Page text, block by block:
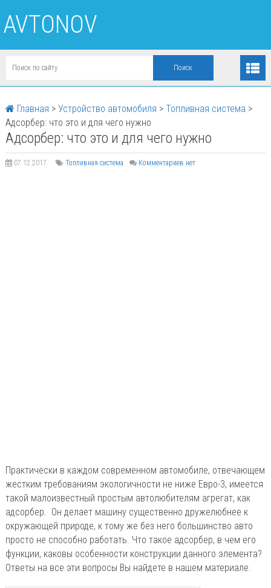
AVTONOV
Главная > Устройство автомобиля > Топливная система >
Адсорбер: что это и для чего нужно
Адсорбер: что это и для чего нужно
07.12.2017 Топливная система Комментариев нет
Практически в каждом современном автомобиле, отвечающем
жестким требованиям экологичности не ниже Евро-3, имеется
такой малоизвестный простым автолюбителям агрегат, как
адсорбер. Он делает машину существенно дружелюбнее к
окружающей природе, к тому же без него большинство авто
просто не способно работать. Что такое адсорбер, в чем его
функции, каковы особенности конструкции данного элемента?
Ответы на все эти вопросы Вы найдете в нашем материале.